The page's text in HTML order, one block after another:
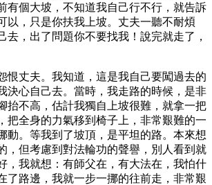
有個大坡，不知道我自己行不行，就告訴
以，只是你扶我上坡。丈夫一聽不耐煩
去，出了問題你不要找我！說完就走了，
恨丈夫。我知道，這是我自己要闖過去的
決心自己去。當時，我走路的時候，是非
抬不高，估計我獨自上坡很難，就拿一把
把全身的力氣移到椅子上，非常艱難的一
動。等我到了坡頂，是平坦的路。本來想
，但考慮到對法輪功的聲譽，別人看到就
，我就想：有師父在，有大法在，我怕什
了路邊，我就一步一挪的往前走，非常艱